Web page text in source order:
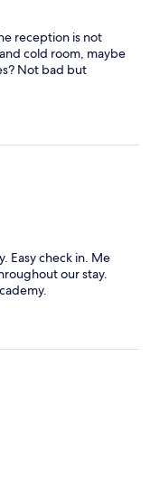
reception is not
cold room, maybe
Not bad but
Easy check in. Me
our stay.